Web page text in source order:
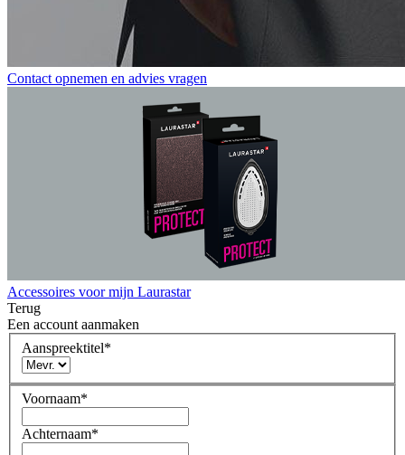
Contact opnemen en advies vragen
Accessoires voor mijn Laurastar
Terug
Een account aanmaken
Aanspreektitel*
Voornaam*
Achternaam*